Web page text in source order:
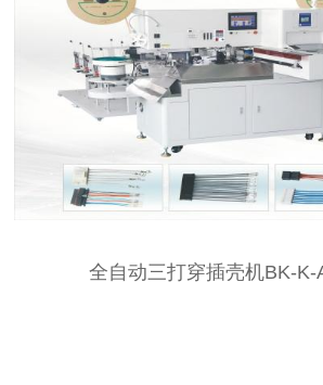
全自动三打穿插壳机BK-K-